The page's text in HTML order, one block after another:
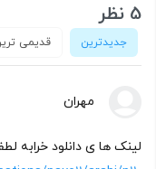
5 نظر
جدیدترین قدیمی
مهران
لینک ها ی دانلود خرابه